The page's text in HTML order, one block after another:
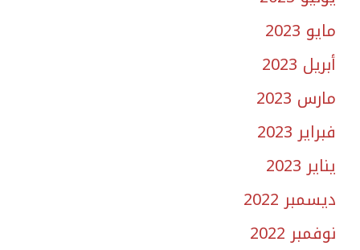
مايو 2023
أبريل 2023
مارس 2023
فبراير 2023
يناير 2023
ديسمبر 2022
نوفمبر 2022